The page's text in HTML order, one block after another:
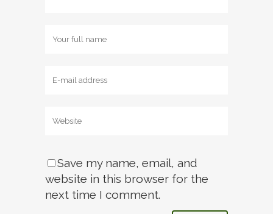
Save my name, email, and
website in this browser for the
next time I comment.